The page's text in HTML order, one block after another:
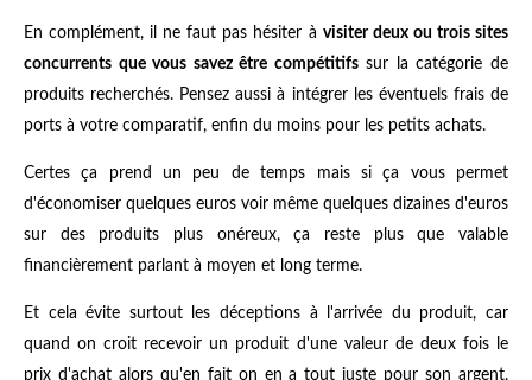
En complément, il ne faut pas hésiter à visiter deux ou trois sites
concurrents que vous savez être compétitifssur la catégorie de
produits recherchés. Pensez aussi à intégrer les éventuels frais de
ports à votre comparatif, enfin du moins pour les petits achats.
Certes ça prend un peu de temps mais si ça vous permet
d'économiser quelques euros voir même quelques dizaines d'euros
sur des produits plus onéreux, ça reste plus que valable
financièrement parlant à moyen et long terme.
Et cela évite surtout les déceptions à l'arrivée du produit, car
quand on croit recevoir un produit d'une valeur de deux fois le
prix d'achat alors qu'en fait on en a tout juste pour son argent,